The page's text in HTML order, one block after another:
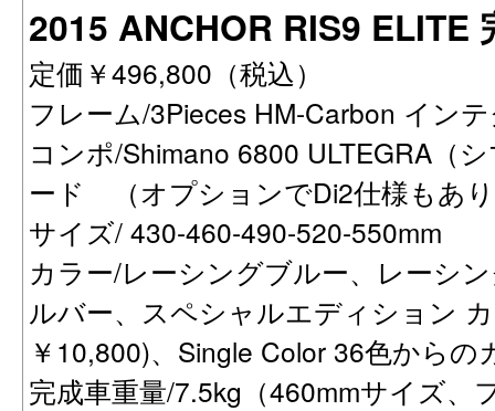
2015 ANCHOR RIS9 ELITE
定価￥496,800（税込）
フレーム/3Pieces HM-Carbon イン
コンポ/Shimano 6800 ULTEGRA（
ード （オプションでDi2仕様もあ
サイズ/ 430-460-490-520-550mm
カラー/レーシングブルー、レーシ
ルバー、スペシャルエディション
￥10,800)、Single Color 36色からの
完成車重量/7.5kg（460mmサイズ、